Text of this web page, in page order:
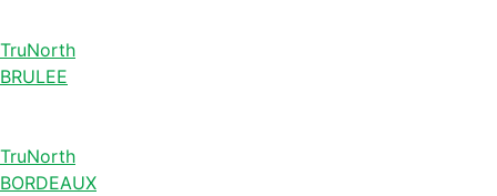
TruNorth
BRULEE
TruNorth
BORDEAUX